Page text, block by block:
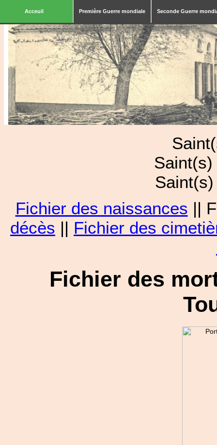
Acceuil Première Guerre mondiale Seconde Guerre
Fichier des naissances ||
décès || Fichier des
Fichier des